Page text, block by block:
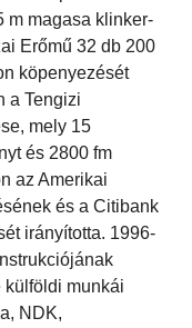
m magasa klinker-
Erőmű 32 db 200
köpenyezését
a Tengizi
mely 15
és 2800 fm
az Amerikai
és a Citibank
irányította. 1996-
külföldi munkái
NDK,